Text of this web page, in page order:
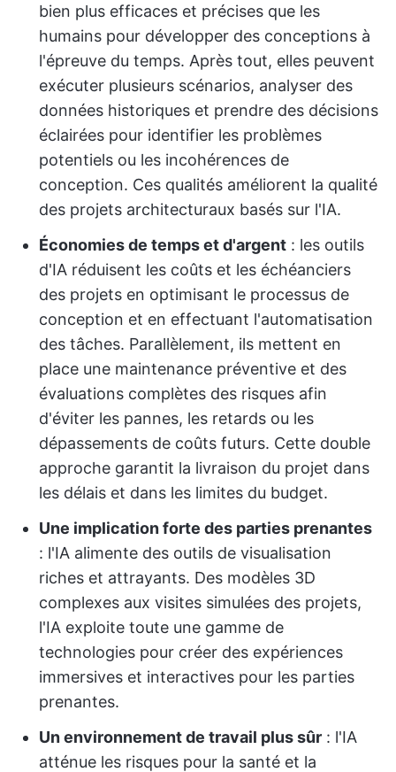
bien plus efficaces et précises que les
humains pour développer des conceptions à
l'épreuve du temps. Après tout, elles peuvent
exécuter plusieurs scénarios, analyser des
données historiques et prendre des décisions
éclairées pour identifier les problèmes
potentiels ou les incohérences de
conception. Ces qualités améliorent la qualité
des projets architecturaux basés sur l'IA.
Économies de temps et d'argent : les outils
d'IA réduisent les coûts et les échéanciers
des projets en optimisant le processus de
conception et en effectuant l'automatisation
des tâches. Parallèlement, ils mettent en
place une maintenance préventive et des
évaluations complètes des risques afin
d'éviter les pannes, les retards ou les
dépassements de coûts futurs. Cette double
approche garantit la livraison du projet dans
les délais et dans les limites du budget.
Une implication forte des parties prenantes
: l'IA alimente des outils de visualisation
riches et attrayants. Des modèles 3D
complexes aux visites simulées des projets,
l'IA exploite toute une gamme de
technologies pour créer des expériences
immersives et interactives pour les parties
prenantes.
Un environnement de travail plus sûr : l'IA
atténue les risques pour la santé et la